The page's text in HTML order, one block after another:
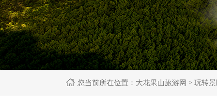
您当前所在位置： 大花果山旅游网 > 玩转